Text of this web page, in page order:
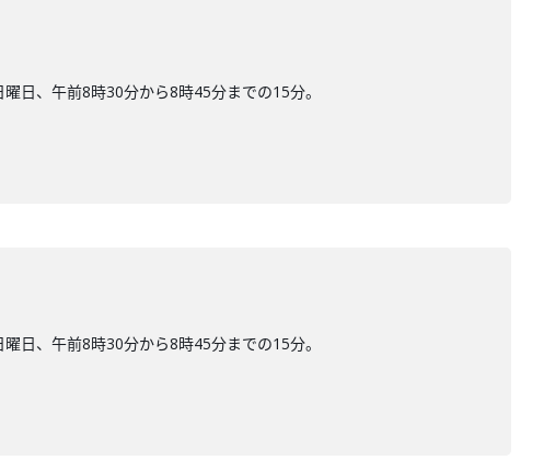
日、午前8時30分から8時45分までの15分。
日、午前8時30分から8時45分までの15分。